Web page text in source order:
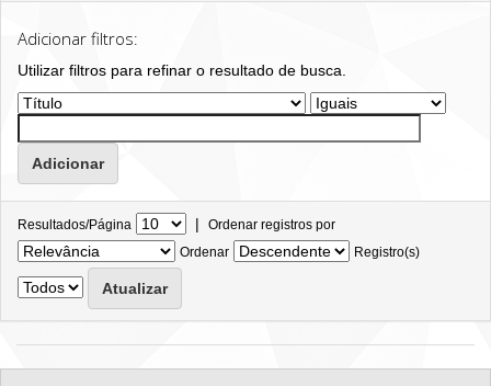
Adicionar filtros:
Utilizar filtros para refinar o resultado de busca.
Resultados/Página | Ordenar registros por
Ordenar
Registro(s)